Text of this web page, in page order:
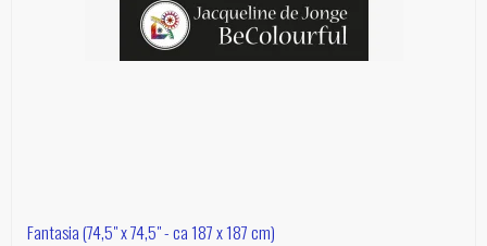
Fantasia (74,5" x 74,5" - ca 187 x 187 cm)